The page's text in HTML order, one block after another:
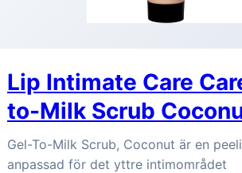
Lip Intimate Care
to-Milk Scrub
Gel-To-Milk Scrub, Coconut är en
anpassad för det yttre intimområdet